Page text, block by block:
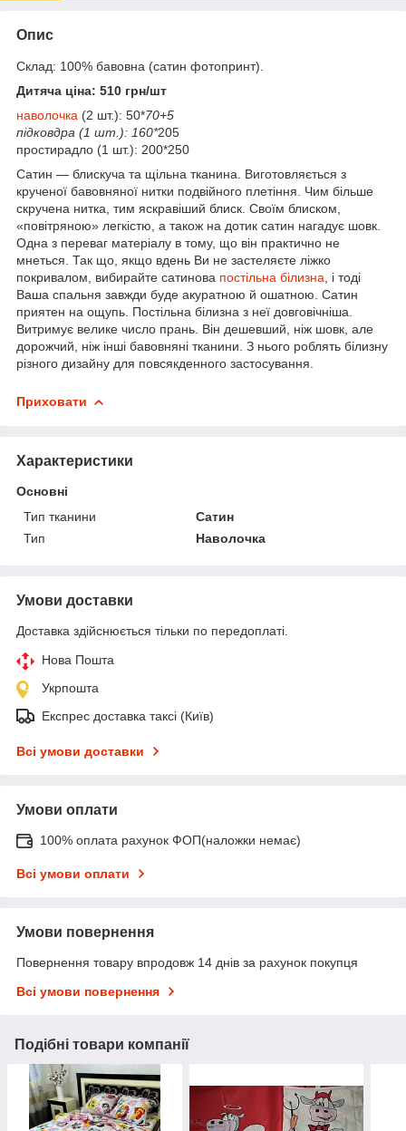
Опис
Склад: 100% бавовна (сатин фотопринт).
Дитяча ціна: 510 грн/шт
наволочка (2 шт.): 50*70+5
підковдра (1 шт.): 160*205
простирадло (1 шт.): 200*250
Сатин — блискуча та щільна тканина. Виготовляється з
крученої бавовняної нитки подвійного плетіння. Чим більше
скручена нитка, тим яскравіший блиск. Своїм блиском,
«повітряною» легкістю, а також на дотик сатин нагадує шовк.
Одна з переваг матеріалу в тому, що він практично не
мнеться. Так що, якщо вдень Ви не застеляєте ліжко
покривалом, вибирайте сатинова постільна білизна , і тоді
Ваша спальня завжди буде акуратною й ошатною. Сатин
приятен на ощупь. Постільна білизна з неї довговічніша.
Витримує велике число прань. Він дешевший, ніж шовк, але
дорожчий, ніж інші бавовняні тканини. З нього роблять білизну
різного дизайну для повсякденного застосування.
Приховати
Характеристики
Основні
Тип тканини
Сатин
Тип
Наволочка
Умови доставки
Доставка здійснюється тільки по передоплаті.
Нова Пошта
Укрпошта
Експрес доставка таксі (Київ)
Всі умови доставки
Умови оплати
100% оплата рахунок ФОП(наложки немає)
Всі умови оплати
Умови повернення
Повернення товару впродовж 14 днів за рахунок покупця
Всі умови повернення
Подібні товари компанії